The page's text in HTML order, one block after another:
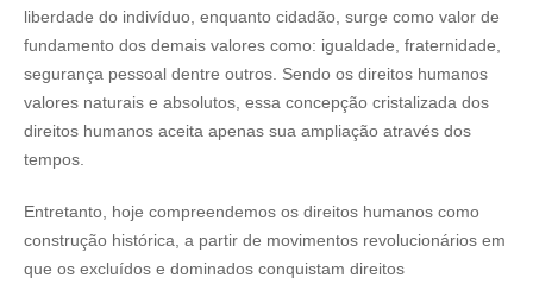
liberdade do indivíduo, enquanto cidadão, surge como valor de
fundamento dos demais valores como: igualdade, fraternidade,
segurança pessoal dentre outros. Sendo os direitos humanos
valores naturais e absolutos, essa concepção cristalizada dos
direitos humanos aceita apenas sua ampliação através dos
tempos.
Entretanto, hoje compreendemos os direitos humanos como
construção histórica, a partir de movimentos revolucionários em
que os excluídos e dominados conquistam direitos